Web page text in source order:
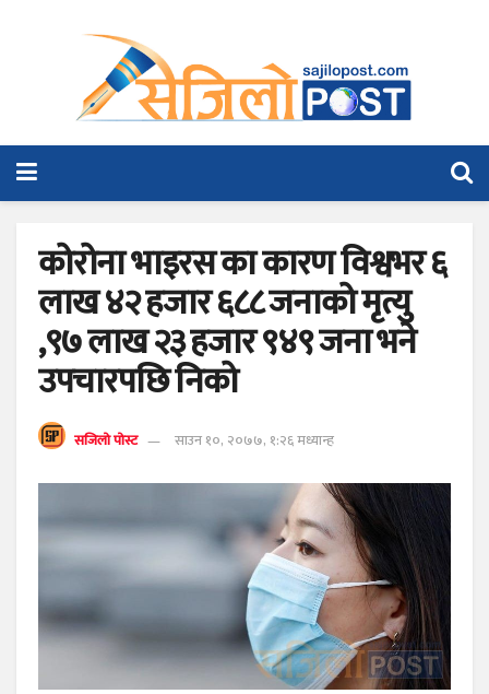
कोरोना भाइरस का कारण विश्वभर ६
लाख ४२ हजार ६८८ जनाको मृत्यु
,९७ लाख २३ हजार ९४९ जना भने
उपचारपछि निको
सजिलो पोस्ट साउन १०, २०७७, १:२६ मध्यान्ह